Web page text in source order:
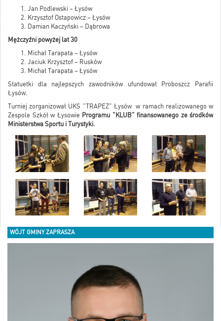
Jan Podlewski – Łysów
Krzysztof Ostapowicz – Łysów
Damian Kaczyński – Dąbrowa
Mężczyźni powyżej lat 30
Michał Tarapata – Łysów
Jaciuk Krzysztof – Rusków
Michał Tarapata – Łysów
Statuetki dla najlepszych zawodników ufundował Proboszcz Parafii
Łysów.
Turniej zorganizował UKS "TRAPEZ" Łysów w ramach realizowanego w
Zespole Szkół w Łysowie Programu "KLUB" finansowanego ze środków
Ministerstwa Sportu i Turystyki.
WÓJT GMINY ZAPRASZA